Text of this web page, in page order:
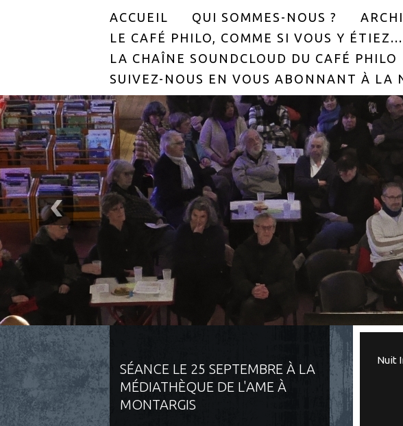
ACCUEIL QUI SOMMES-NOUS ?
LE CAFÉ PHILO, COMME SI VOUS Y ÉTIEZ...
LA CHAÎNE SOUNDCLOUD DU CAFÉ PHILO
SUIVEZ-NOUS EN VOUS ABONNANT À LA
SÉANCE LE 25 SEPTEMBRE À LA
MÉDIATHÈQUE DE L'AME À
MONTARGIS
Nuit